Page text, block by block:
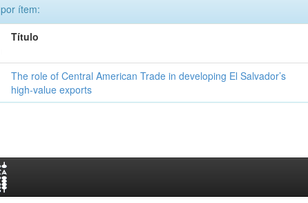
ítem:
Título
The role of Central American Trade in developing El Salvador’s
high-value exports